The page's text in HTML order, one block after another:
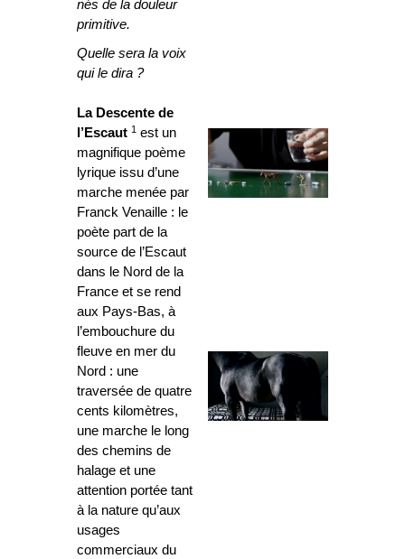
nés de la douleur
primitive.
Quelle sera la voix
qui le dira ?
La Descente de
l’Escaut 1 est un
magnifique poème
lyrique issu d’une
marche menée par
Franck Venaille : le
poète part de la
source de l’Escaut
dans le Nord de la
France et se rend
aux Pays-Bas, à
l’embouchure du
fleuve en mer du
Nord : une
traversée de quatre
cents kilomètres,
une marche le long
des chemins de
halage et une
attention portée tant
à la nature qu’aux
usages
commerciaux du